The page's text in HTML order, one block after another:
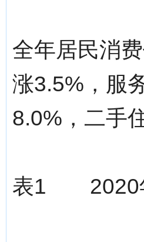
全年居民消
涨3.5%，服
8.0%，二手
表1 2020年